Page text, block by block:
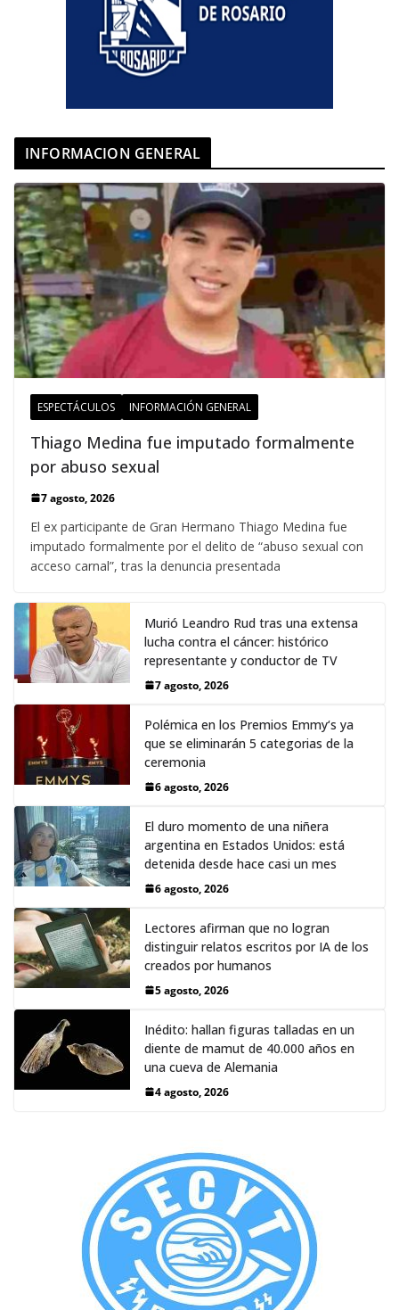
INFORMACION GENERAL
ESPECTÁCULOS INFORMACIÓN GENERAL
Thiago Medina fue imputado formalmente
por abuso sexual
7 agosto, 2026
El ex participante de Gran Hermano Thiago Medina fue
imputado formalmente por el delito de “abuso sexual con
acceso carnal”, tras la denuncia presentada
Murió Leandro Rud tras una extensa
lucha contra el cáncer: histórico
representante y conductor de TV
7 agosto, 2026
Polémica en los Premios Emmy‘s ya
que se eliminarán 5 categorias de la
ceremonia
6 agosto, 2026
El duro momento de una niñera
argentina en Estados Unidos: está
detenida desde hace casi un mes
6 agosto, 2026
Lectores afirman que no logran
distinguir relatos escritos por IA de los
creados por humanos
5 agosto, 2026
Inédito: hallan figuras talladas en un
diente de mamut de 40.000 años en
una cueva de Alemania
4 agosto, 2026